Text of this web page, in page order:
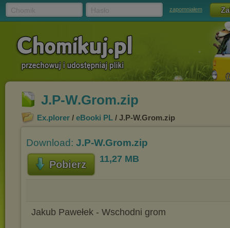
zapomniałem
J.P-W.Grom.zip
Ex.plorer / eBooki PL / J.P-W.Grom.zip
Download: J.P-W.Grom.zip
Pobierz 11,27 MB
Jakub Pawełek - Wschodni grom